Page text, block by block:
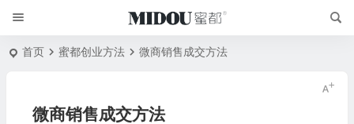
首页 蜜都创业方法 微商销售成交方法
微商销售成交方法